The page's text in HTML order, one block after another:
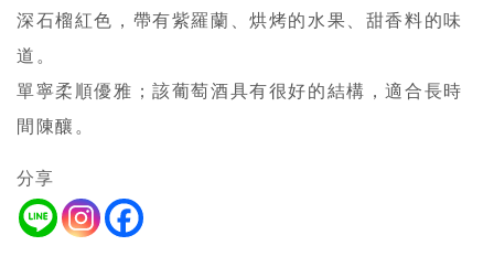
深石榴紅色，帶有紫羅蘭、烘烤的水果、甜香料的味
道。
單寧柔順優雅；該葡萄酒具有很好的結構，適合長時
間陳釀。
分享